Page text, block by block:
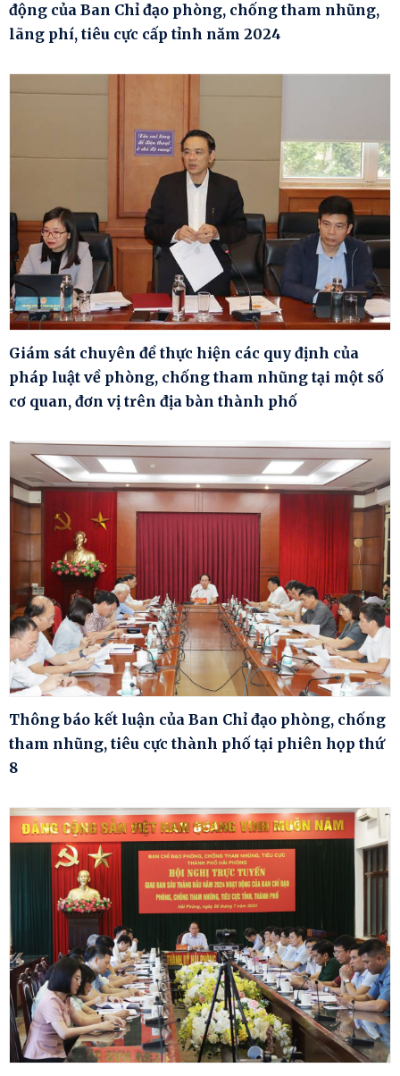
động của Ban Chỉ đạo phòng, chống tham nhũng,
lãng phí, tiêu cực cấp tỉnh năm 2024
Giám sát chuyên đề thực hiện các quy định của
pháp luật về phòng, chống tham nhũng tại một số
cơ quan, đơn vị trên địa bàn thành phố
Thông báo kết luận của Ban Chỉ đạo phòng, chống
tham nhũng, tiêu cực thành phố tại phiên họp thứ
8